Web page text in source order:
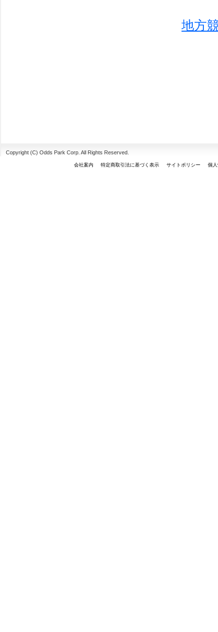
地方
Copyright (C) Odds Park Corp. All Rights Reserved.
会社案内 特定商取引法に基づく表示 サイトポリシー 個